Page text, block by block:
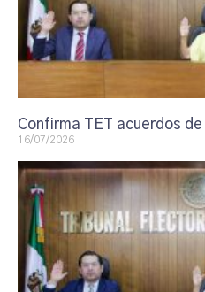
Confirma TET acuerdos de
16/07/2026